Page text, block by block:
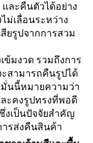
ละคืนตัวได้อย่าง
ม่เลื่อนระหว่าง
ยรูปจากการสวม
ข้มงวด รวมถึงการ
สามารถคืนรูปได้
นนี้หมายความว่า
ะคงรูปทรงที่พอดี
งเป็นปัจจัยสำคัญ
รส่งคืนสินค้า